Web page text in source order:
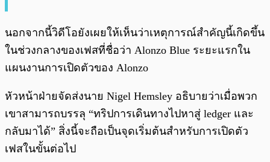
นอกจากนี้วิดีโอยังเผยให้เห็นว่าเหตุการณ์สำคัญนี้เกิดขึ้น
ในช่วงกลางของเฟสที่ชื่อว่า Alonzo Blue ระยะแรกใน
แผนงานการเปิดตัวของ Alonzo
หัวหน้าฝ่ายจัดส่งนาย Nigel Hemsley อธิบายว่าเมื่อพวก
เขาสามารถบรรลุ “ทริปการเดินทางไปหาสู่ ledger และ
กลับมาได้” สิ่งนี้จะถือเป็นจุดเริ่มต้นสำหรับการเปิดตัว
เฟสในขั้นต่อไป